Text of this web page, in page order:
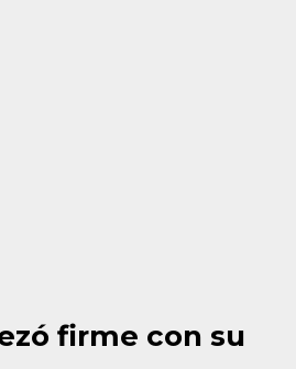
firme con su